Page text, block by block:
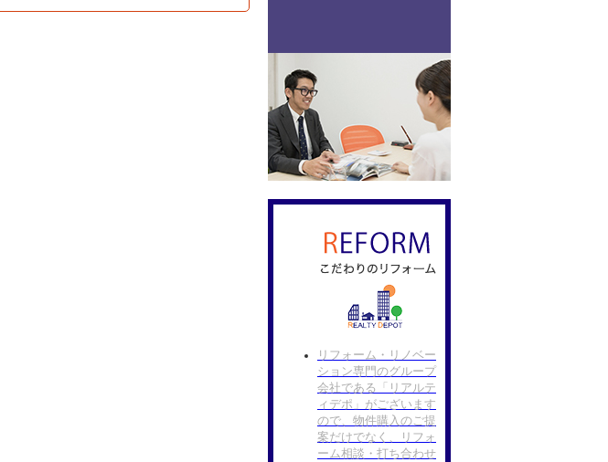
リフォーム・リノベー
ション専門のグループ
会社である「リアルテ
ィデポ」がございます
ので、物件購入のご提
案だけでなく、リフォ
ーム相談・打ち合わせ